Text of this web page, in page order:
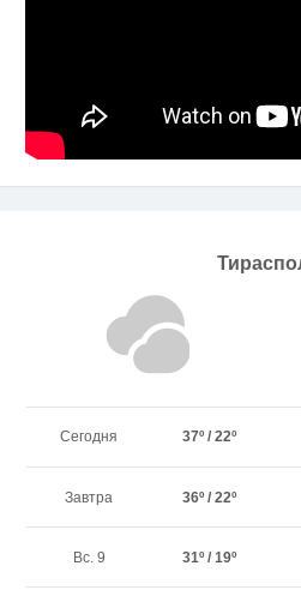
Сегодня 37º / 22º
Завтра 36º / 22º
Вс. 9 31º / 19º